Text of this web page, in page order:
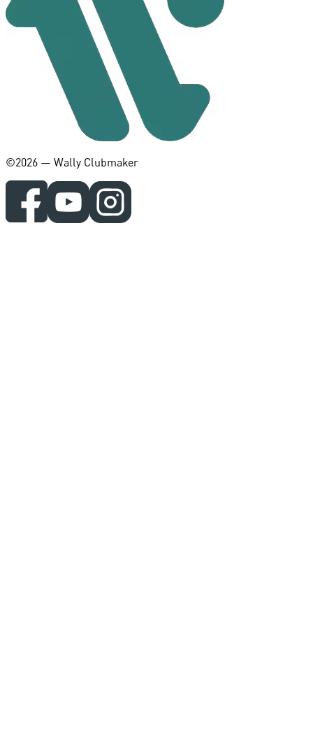
©️2026 — Wally Clubmaker